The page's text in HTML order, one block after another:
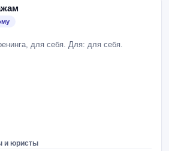
для себя. Для: для себя.
и юристы